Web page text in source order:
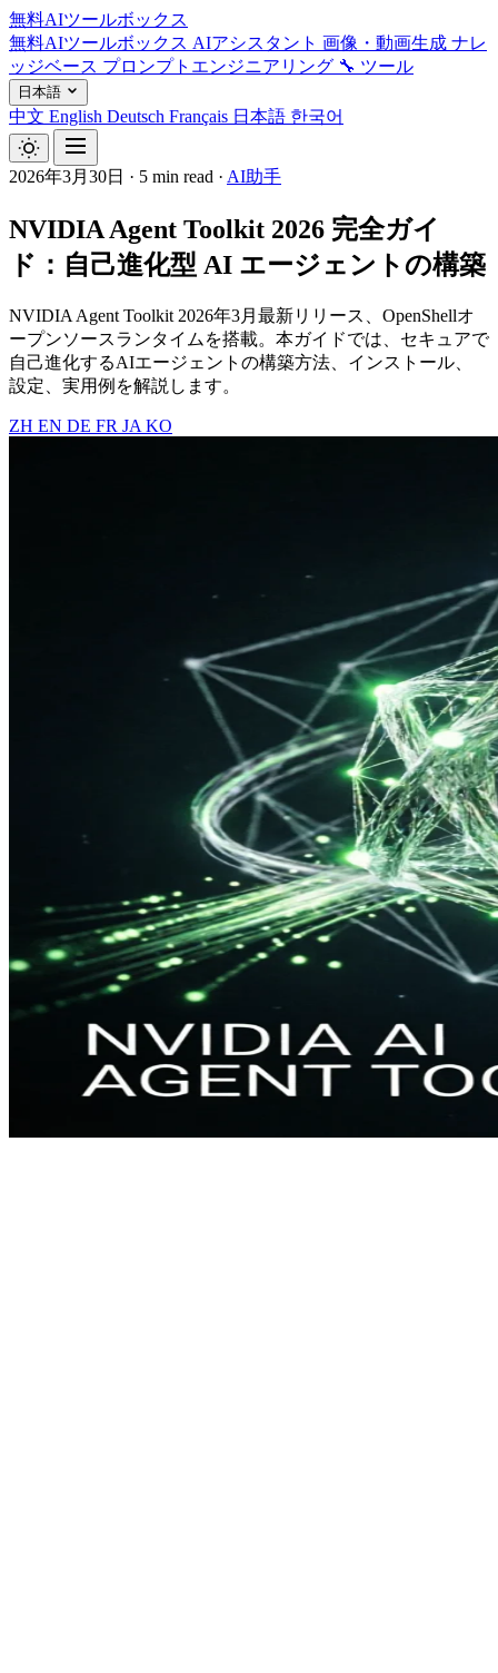
無料AIツールボックス
無料AIツールボックス AIアシスタント 画像・動画生成 ナレ
ッジベース プロンプトエンジニアリング 🔧 ツール
日本語
中文 English Deutsch Français 日本語 한국어
2026年3月30日 · 5 min read · AI助手
NVIDIA Agent Toolkit 2026 完全ガイ
ド：自己進化型 AI エージェントの構築
NVIDIA Agent Toolkit 2026年3月最新リリース、OpenShellオ
ープンソースランタイムを搭載。本ガイドでは、セキュアで
自己進化するAIエージェントの構築方法、インストール、
設定、実用例を解説します。
ZH EN DE FR JA KO